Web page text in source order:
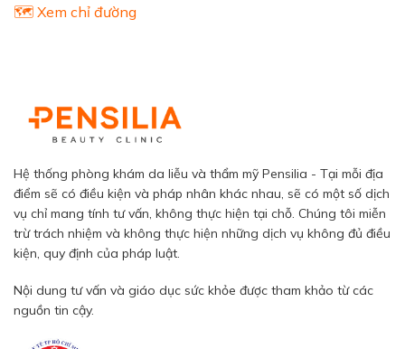
🗺️ Xem chỉ đường
Hệ thống phòng khám da liễu và thẩm mỹ Pensilia - Tại mỗi địa
điểm sẽ có điều kiện và pháp nhân khác nhau, sẽ có một số dịch
vụ chỉ mang tính tư vấn, không thực hiện tại chỗ. Chúng tôi miễn
trừ trách nhiệm và không thực hiện những dịch vụ không đủ điều
kiện, quy định của pháp luật.
Nội dung tư vấn và giáo dục sức khỏe được tham khảo từ các
nguồn tin cậy.